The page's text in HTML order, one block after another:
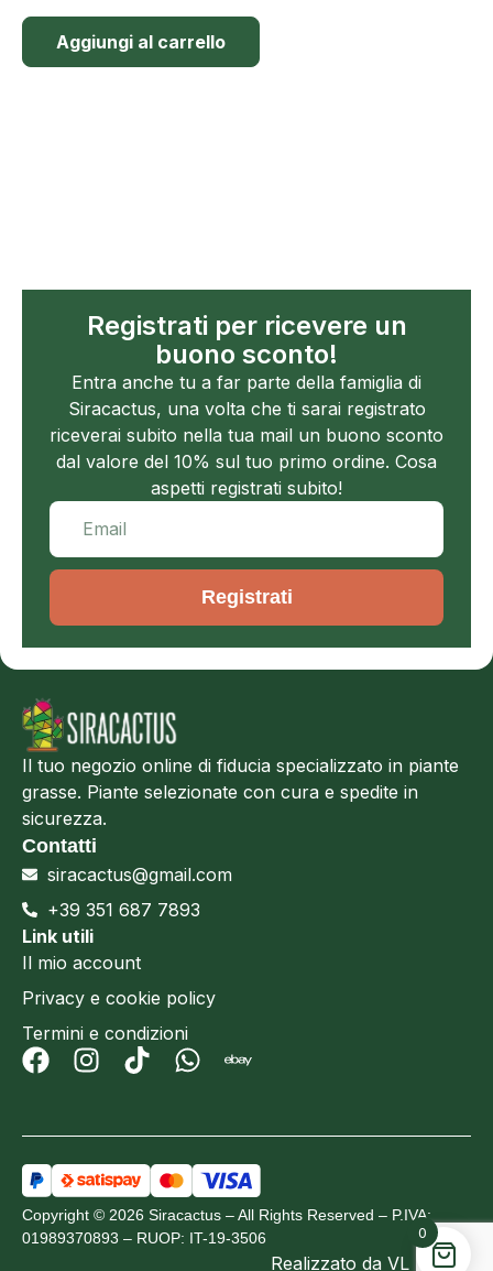
Aggiungi al carrello
Registrati per ricevere un
buono sconto!
Entra anche tu a far parte della famiglia di
Siracactus, una volta che ti sarai registrato
riceverai subito nella tua mail un buono sconto
dal valore del 10% sul tuo primo ordine. Cosa
aspetti registrati subito!
Registrati
Il tuo negozio online di fiducia specializzato in piante
grasse. Piante selezionate con cura e spedite in
sicurezza.
Contatti
siracactus@gmail.com
+39 351 687 7893
Link utili
Il mio account
Privacy e cookie policy
Termini e condizioni
Copyright © 2026 Siracactus – All Rights Reserved – P.IVA:
01989370893 – RUOP: IT-19-3506
Realizzato da VL Design
0